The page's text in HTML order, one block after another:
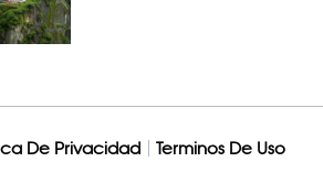
De Privacidad Terminos De Uso